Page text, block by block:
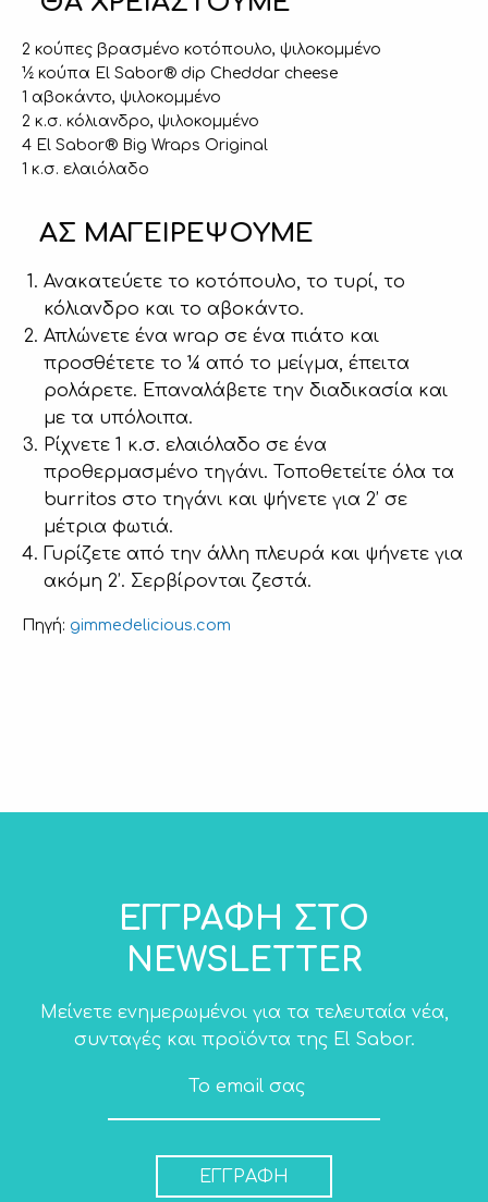
2 κούπες βρασμένο κοτόπουλο, ψιλοκομμένο
½ κούπα El Sabor® dip Cheddar cheese
1 αβοκάντο, ψιλοκομμένο
2 κ.σ. κόλιανδρο, ψιλοκομμένο
4 El Sabor® Big Wraps Original
1 κ.σ. ελαιόλαδο
ΑΣ ΜΑΓΕΙΡΕΨΟΥΜΕ
Ανακατεύετε το κοτόπουλο, το τυρί, το
κόλιανδρο και το αβοκάντο.
Απλώνετε ένα wrap σε ένα πιάτο και
προσθέτετε το ¼ από το μείγμα, έπειτα
ρολάρετε. Επαναλάβετε την διαδικασία και
με τα υπόλοιπα.
Ρίχνετε 1 κ.σ. ελαιόλαδο σε ένα
προθερμασμένο τηγάνι. Τοποθετείτε όλα τα
burritos στο τηγάνι και ψήνετε για 2’ σε
μέτρια φωτιά.
Γυρίζετε από την άλλη πλευρά και ψήνετε για
ακόμη 2’. Σερβίρονται ζεστά.
Πηγή: gimmedelicious.com
ΕΓΓΡΑΦΗ ΣΤΟ
NEWSLETTER
Μείνετε ενημερωμένοι για τα τελευταία νέα,
συνταγές και προϊόντα της El Sabor.
ΕΓΓΡΑΦΗ